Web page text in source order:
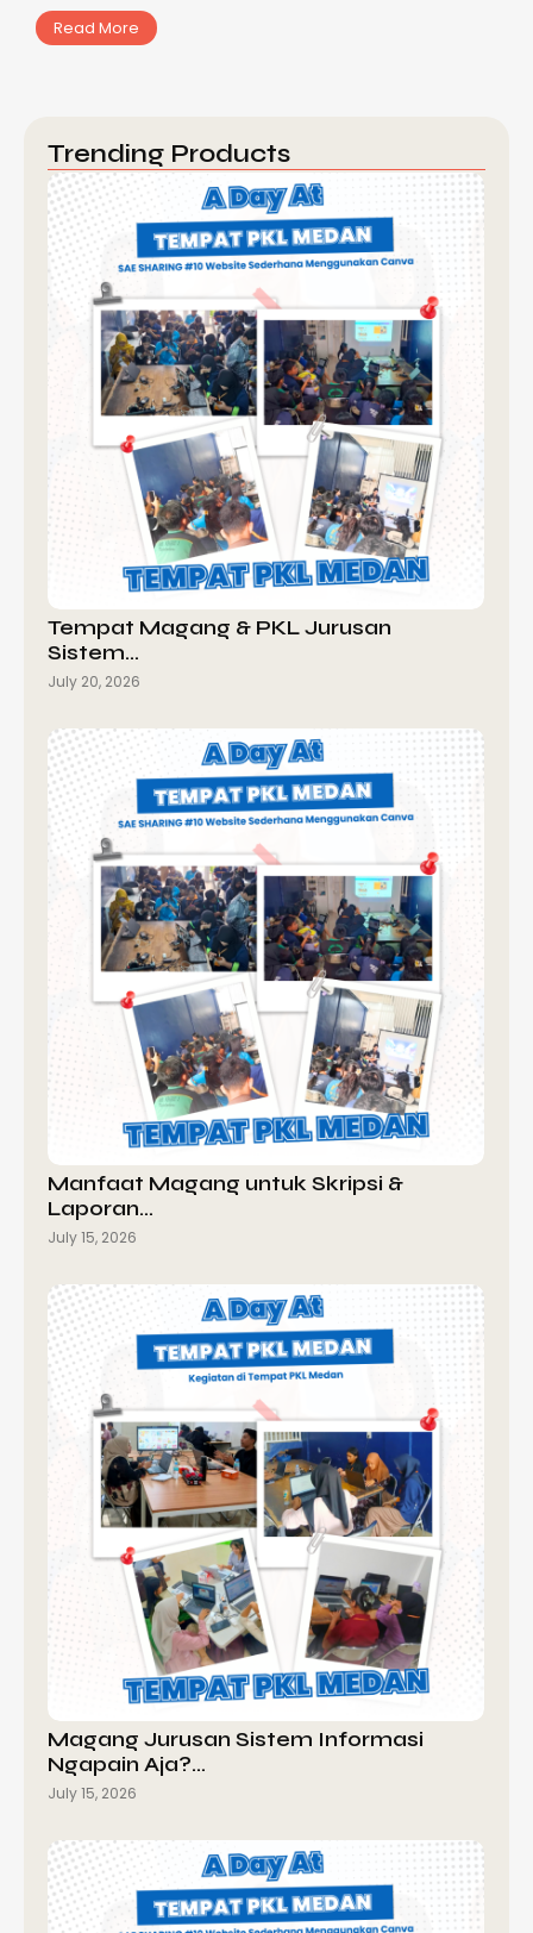
Read More
Trending Products
Tempat Magang & PKL Jurusan
Sistem…
July 20, 2026
Manfaat Magang untuk Skripsi &
Laporan…
July 15, 2026
Magang Jurusan Sistem Informasi
Ngapain Aja?…
July 15, 2026